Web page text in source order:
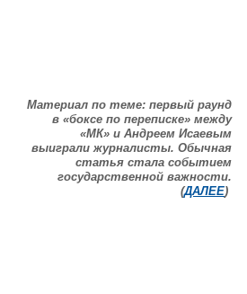
Материал по теме: первый раунд
в «боксе по переписке» между
«МК» и Андреем Исаевым
выиграли журналисты. Обычная
статья стала событием
государственной важности.
(ДАЛЕЕ)